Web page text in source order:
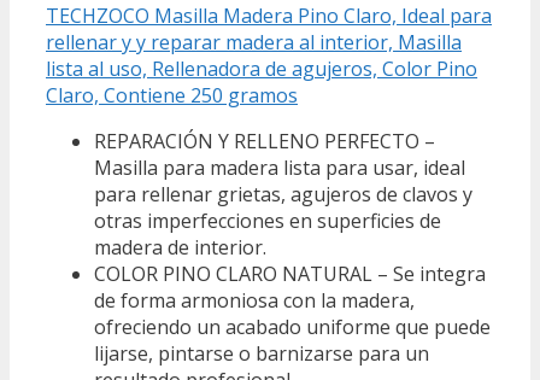
TECHZOCO Masilla Madera Pino Claro, Ideal para
rellenar y y reparar madera al interior, Masilla
lista al uso, Rellenadora de agujeros, Color Pino
Claro, Contiene 250 gramos
REPARACIÓN Y RELLENO PERFECTO –
Masilla para madera lista para usar, ideal
para rellenar grietas, agujeros de clavos y
otras imperfecciones en superficies de
madera de interior.
COLOR PINO CLARO NATURAL – Se integra
de forma armoniosa con la madera,
ofreciendo un acabado uniforme que puede
lijarse, pintarse o barnizarse para un